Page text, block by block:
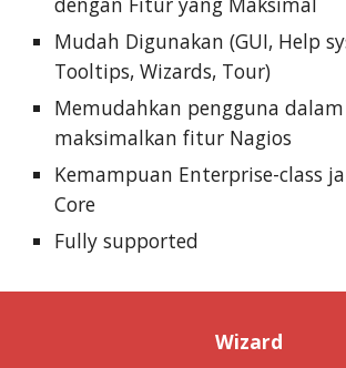
Mudah Digunakan (GUI, Help
Tooltips, Wizards, Tour)
Memudahkan pengguna
maksimalkan fitur Nagios
Kemampuan Enterprise-class
Core
Fully supported
Wizard